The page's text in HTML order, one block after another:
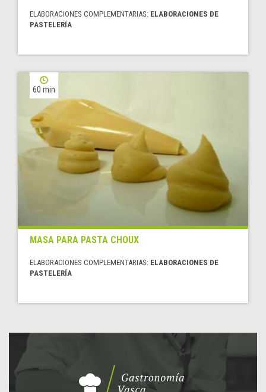
ELABORACIONES COMPLEMENTARIAS: ELABORACIONES DE
PASTELERÍA
60 min
MASA PARA PASTA CHOUX
ELABORACIONES COMPLEMENTARIAS: ELABORACIONES DE
PASTELERÍA